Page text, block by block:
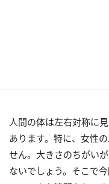
人間の体は左右対称に
あります。特に、女性
せん。大きさのちがい
ないでしょう。そこで